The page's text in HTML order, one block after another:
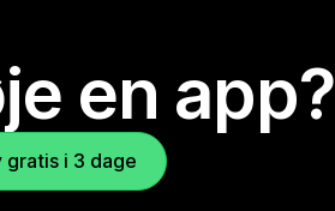
en app?
gratis i 3 dage